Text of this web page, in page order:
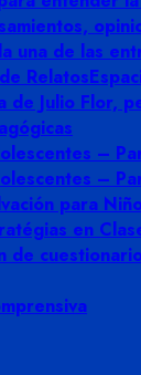
una de las
Relatos
de Julio Flor,
–
–
para
en
de